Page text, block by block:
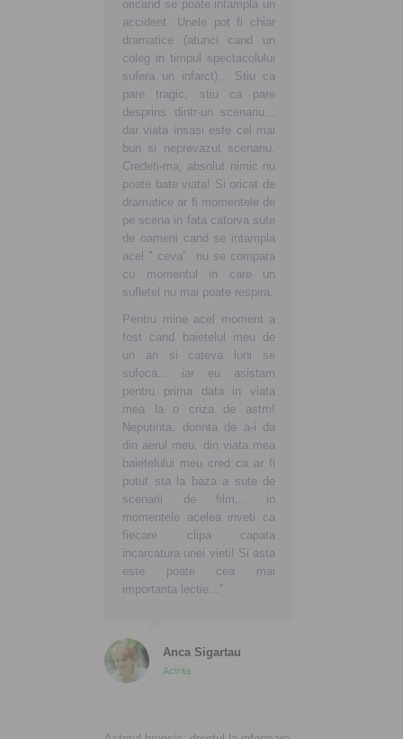
oricand se poate intampla un
accident. Unele pot fi chiar
dramatice (atunci cand un
coleg in timpul spectacolului
sufera un infarct)... Stiu ca
pare tragic, stiu ca pare
desprins dintr-un scenariu...
dar viata insasi este cel mai
bun si neprevazut scenariu.
Credeti-ma, absolut nimic nu
poate bate viata! Si oricat de
dramatice ar fi momentele de
pe scena in fata catorva sute
de oameni cand se intampla
acel " ceva" nu se compara
cu momentul in care un
sufletel nu mai poate respira.
Pentru mine acel moment a
fost cand baietelul meu de
un an si cateva luni se
sufoca... iar eu asistam
pentru prima data in viata
mea la o criza de astm!
Neputinta, dorinta de a-i da
din aerul meu, din viata mea
baietelului meu cred ca ar fi
putut sta la baza a sute de
scenarii de film... in
momentele acelea inveti ca
fiecare clipa capata
incarcatura unei vieti! Si asta
este poate cea mai
importanta lectie...”
Anca Sigartau
Actrita